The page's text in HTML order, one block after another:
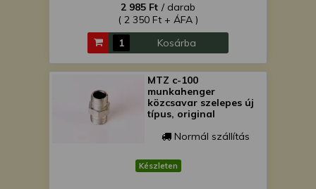
2 985 Ft / darab
( 2 350 Ft + ÁFA )
Kosárba
MTZ c-100
munkahenger
közcsavar szelepes új
típus, original
Normál szállítás
Készleten